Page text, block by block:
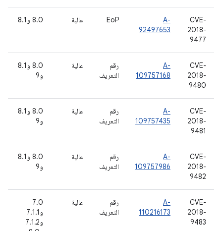
CVE-
2018-
9477
A-
92497653
EoP عالية 8.0 و8.1
CVE-
2018-
9480
A-
109757168
رقم
التعريف
عالية
8.0 و8.1
و9
CVE-
2018-
9481
A-
109757435
رقم
التعريف
عالية
8.0 و8.1
و9
CVE-
2018-
9482
A-
109757986
رقم
التعريف
عالية
8.0 و8.1
و9
CVE-
2018-
9483
A-
110216173
رقم
التعريف
عالية
7.0
و7.1.1
و7.1.2